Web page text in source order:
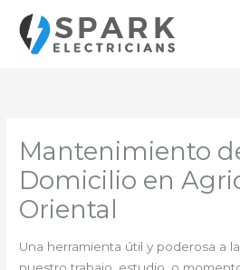
contenido
Mantenimiento
Domicilio en
Oriental
Una herramienta útil y poderosa a